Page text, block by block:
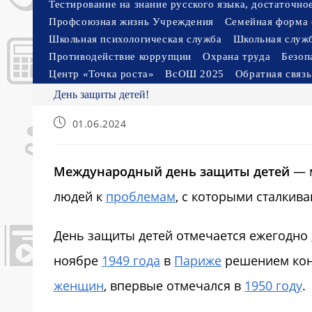
Тестирование на знание русского языка,
Профсоюзная жизнь Учреждения
Семейная форма
Школьная психологическая служба
Школьная
Противодействие коррупции
Охрана труда
Центр «Точка роста»
ВсОШ 2025 Обратная связь
День защиты детей!
Запись01.06.2024
Международный день защиты детей —
людей к проблемам, с которыми
День защиты детей отмечается ежегодно
ноябре 1949 года в Париже решением
женщин, впервые отмечался в 1950 году.